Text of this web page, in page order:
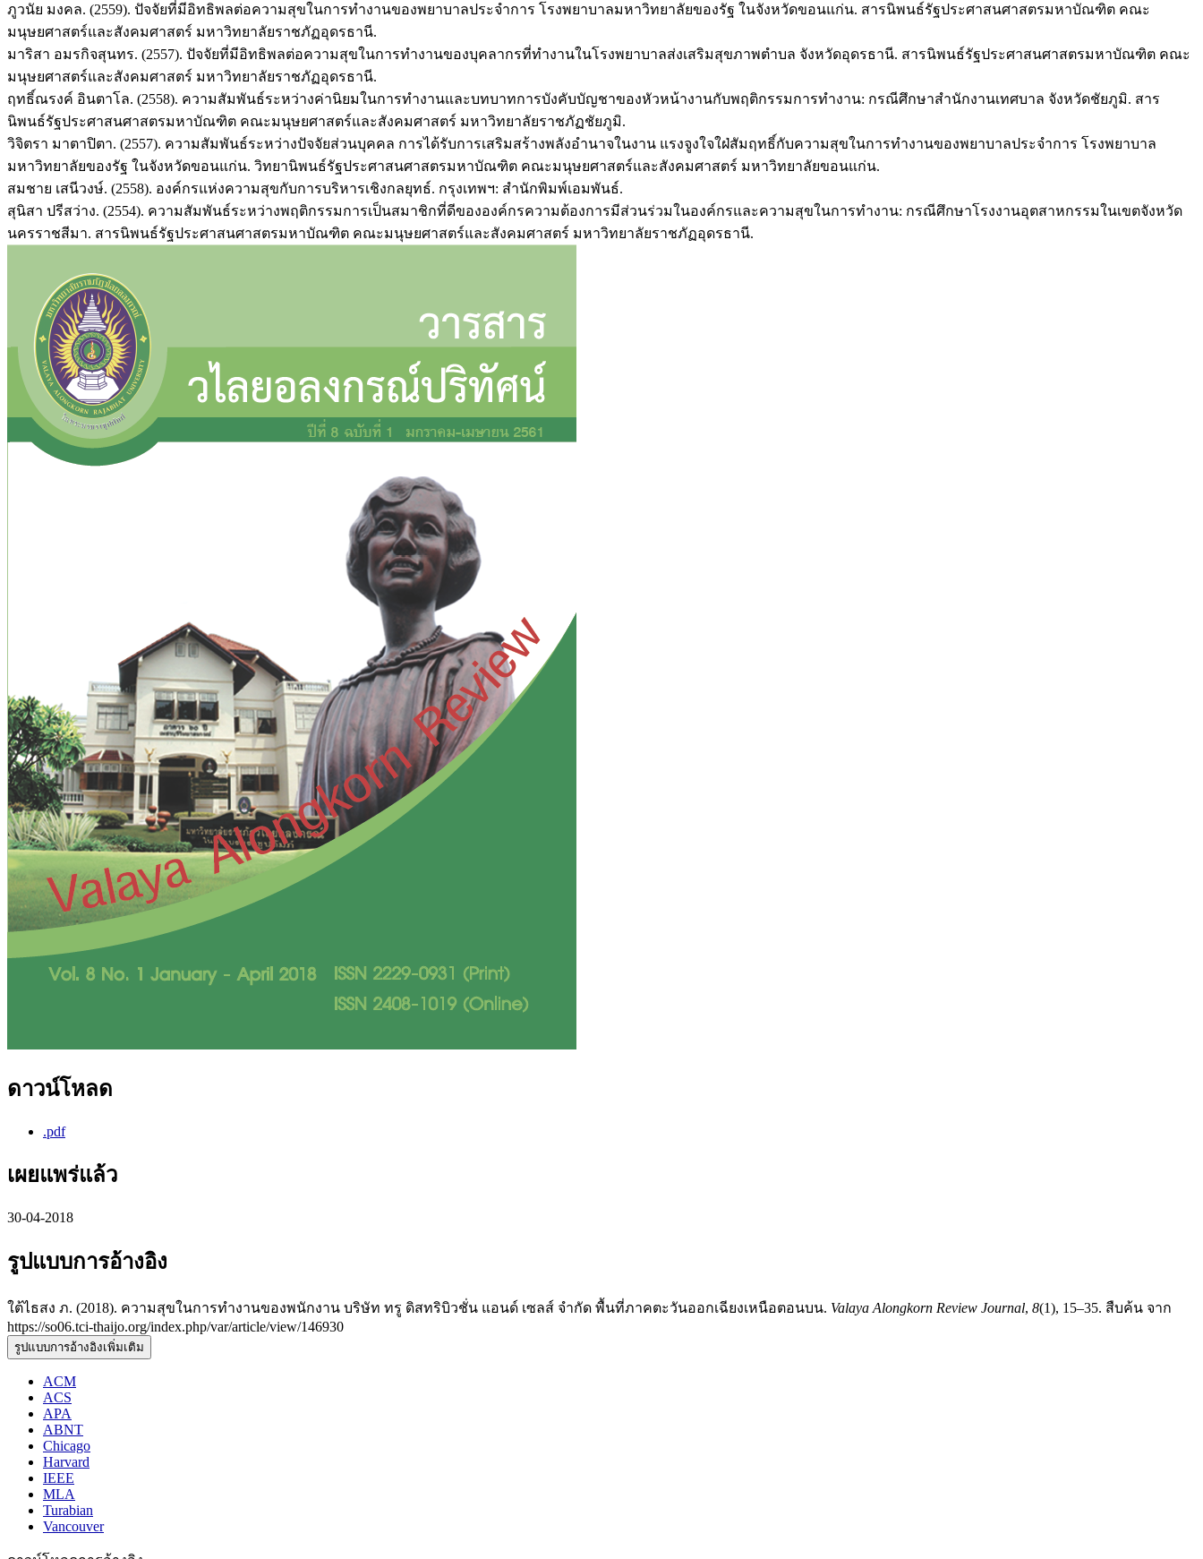
ภูวนัย มงคล. (2559). ปัจจัยที่มีอิทธิพลต่อความสุขในการทำงานของพยาบาลประจำการ โรงพยาบาลมหาวิทยาลัยของรัฐ ในจังหวัดขอนแก่น. สารนิพนธ์รัฐประศาสนศาสตรมหาบัณฑิต คณะ
มนุษยศาสตร์และสังคมศาสตร์ มหาวิทยาลัยราชภัฏอุดรธานี.
มาริสา อมรกิจสุนทร. (2557). ปัจจัยที่มีอิทธิพลต่อความสุขในการทำงานของบุคลากรที่ทำงานในโรงพยาบาลส่งเสริมสุขภาพตำบล จังหวัดอุดรธานี. สารนิพนธ์รัฐประศาสนศาสตรมหาบัณฑิต คณะ
มนุษยศาสตร์และสังคมศาสตร์ มหาวิทยาลัยราชภัฏอุดรธานี.
ฤทธิ์ณรงค์ อินตาโล. (2558). ความสัมพันธ์ระหว่างค่านิยมในการทำงานและบทบาทการบังคับบัญชาของหัวหน้างานกับพฤติกรรมการทำงาน: กรณีศึกษาสำนักงานเทศบาล จังหวัดชัยภูมิ. สาร
นิพนธ์รัฐประศาสนศาสตรมหาบัณฑิต คณะมนุษยศาสตร์และสังคมศาสตร์ มหาวิทยาลัยราชภัฏชัยภูมิ.
วิจิตรา มาตาปิตา. (2557). ความสัมพันธ์ระหว่างปัจจัยส่วนบุคคล การได้รับการเสริมสร้างพลังอำนาจในงาน แรงจูงใจใฝ่สัมฤทธิ์กับความสุขในการทำงานของพยาบาลประจำการ โรงพยาบาล
มหาวิทยาลัยของรัฐ ในจังหวัดขอนแก่น. วิทยานิพนธ์รัฐประศาสนศาสตรมหาบัณฑิต คณะมนุษยศาสตร์และสังคมศาสตร์ มหาวิทยาลัยขอนแก่น.
สมชาย เสนีวงษ์. (2558). องค์กรแห่งความสุขกับการบริหารเชิงกลยุทธ์. กรุงเทพฯ: สำนักพิมพ์เอมพันธ์.
สุนิสา ปรีสว่าง. (2554). ความสัมพันธ์ระหว่างพฤติกรรมการเป็นสมาชิกที่ดีขององค์กรความต้องการมีส่วนร่วมในองค์กรและความสุขในการทำงาน: กรณีศึกษาโรงงานอุตสาหกรรมในเขตจังหวัด
นครราชสีมา. สารนิพนธ์รัฐประศาสนศาสตรมหาบัณฑิต คณะมนุษยศาสตร์และสังคมศาสตร์ มหาวิทยาลัยราชภัฏอุดรธานี.
ดาวน์โหลด
.pdf
เผยแพร่แล้ว
30-04-2018
รูปแบบการอ้างอิง
ใต้ไธสง ภ. (2018). ความสุขในการทำงานของพนักงาน บริษัท ทรู ดิสทริบิวชั่น แอนด์ เซลส์ จำกัด พื้นที่ภาคตะวันออกเฉียงเหนือตอนบน. Valaya Alongkorn Review Journal, 8(1), 15–35. สืบค้น จาก
https://so06.tci-thaijo.org/index.php/var/article/view/146930
รูปแบบการอ้างอิงเพิ่มเติม
ACM
ACS
APA
ABNT
Chicago
Harvard
IEEE
MLA
Turabian
Vancouver